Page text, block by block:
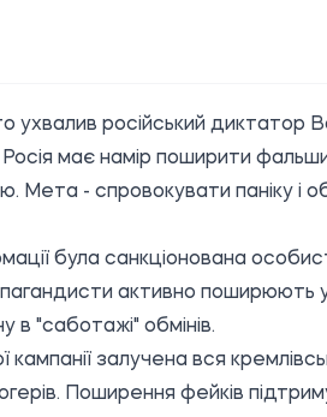
ухвалив російський диктатор
має намір поширити
Мета - спровокувати паніку і
була санкціонована
активно
в "саботажі" обмінів.
кампанії залучена вся
Поширення фейків